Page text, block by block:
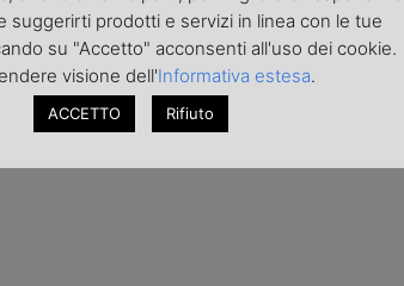
suggerirti prodotti e servizi in linea con le tue
su "Accetto" acconsenti all'uso dei cookie.
visione dell'Informativa estesa.
ACCETTO Rifiuto